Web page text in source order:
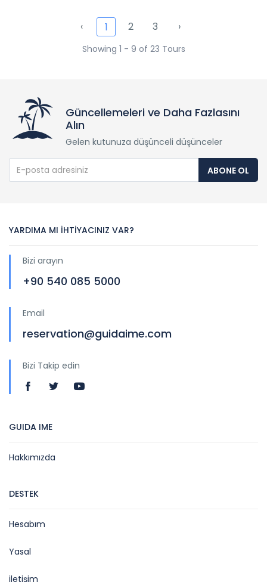
‹ 1 2 3 ›
Showing 1 - 9 of 23 Tours
Güncellemeleri ve Daha Fazlasını
Alın
Gelen kutunuza düşünceli düşünceler
ABONE OL
YARDIMA MI İHTİYACINIZ VAR?
Bizi arayın
+90 540 085 5000
Email
reservation@guidaime.com
Bizi Takip edin
GUIDA IME
Hakkımızda
DESTEK
Hesabım
Yasal
iletişim